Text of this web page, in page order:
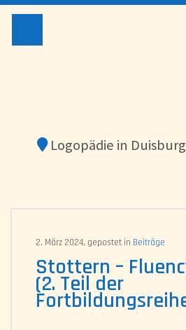
Logopädie in
2. März 2024, gepostet in Beiträge
Stottern –
(2. Teil der